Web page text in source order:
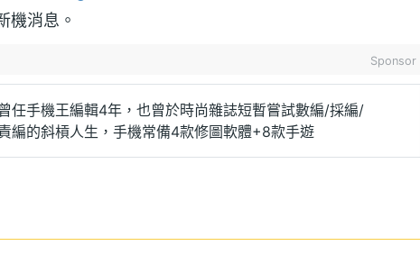
機消息。
Sponsor
曾任手機王編輯4年，也曾於時尚雜誌短暫嘗試數編/採編/
編的斜槓人生，手機常備4款修圖軟體+8款手遊